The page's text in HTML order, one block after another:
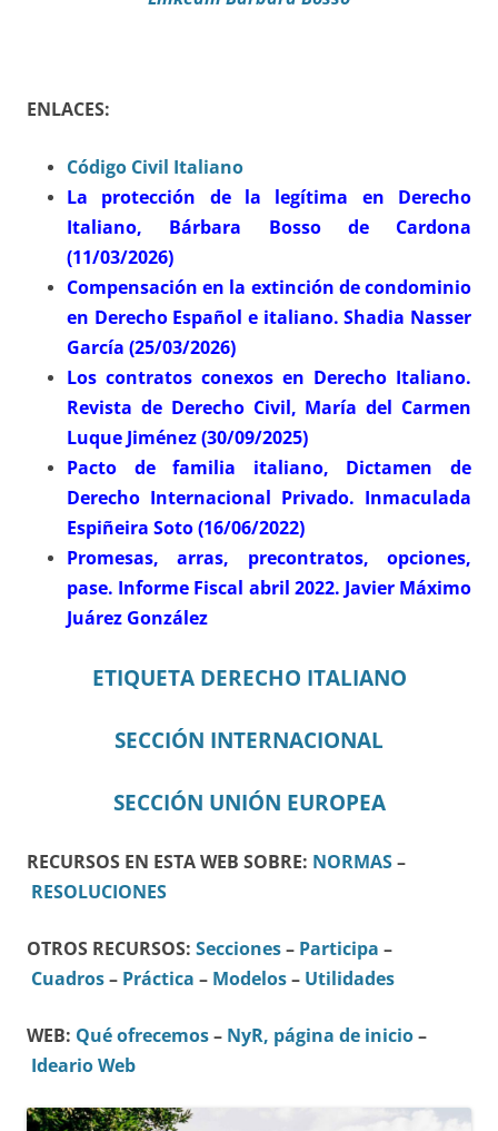
ENLACES:
Código Civil Italiano
La protección de la legítima en Derecho
Italiano, Bárbara Bosso de Cardona
(11/03/2026)
Compensación en la extinción de condominio
en Derecho Español e italiano. Shadia Nasser
García (25/03/2026)
Los contratos conexos en Derecho Italiano.
Revista de Derecho Civil, María del Carmen
Luque Jiménez (30/09/2025)
Pacto de familia italiano, Dictamen de
Derecho Internacional Privado. Inmaculada
Espiñeira Soto (16/06/2022)
Promesas, arras, precontratos, opciones,
pase. Informe Fiscal abril 2022. Javier Máximo
Juárez González
ETIQUETA DERECHO ITALIANO
SECCIÓN INTERNACIONAL
SECCIÓN UNIÓN EUROPEA
RECURSOS EN ESTA WEB SOBRE: NORMAS–
RESOLUCIONES
OTROS RECURSOS: Secciones– Participa –
Cuadros– Práctica – Modelos– Utilidades
WEB: Qué ofrecemos– NyR, página de inicio–
Ideario Web